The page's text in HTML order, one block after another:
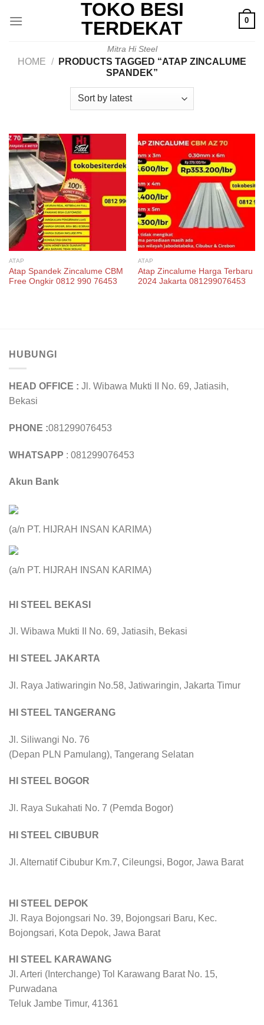
TOKO BESI
TERDEKAT
Mitra Hi Steel
0
HOME /
PRODUCTS TAGGED “ATAP ZINCALUME
SPANDEK”
ATAP
Atap Spandek Zincalume CBM
Free Ongkir 0812 990 76453
ATAP
Atap Zincalume Harga Terbaru
2024 Jakarta 081299076453
HUBUNGI
HEAD OFFICE : Jl. Wibawa Mukti II No. 69, Jatiasih,
Bekasi
PHONE :081299076453
WHATSAPP : 081299076453
Akun Bank
(a/n PT. HIJRAH INSAN KARIMA)
(a/n PT. HIJRAH INSAN KARIMA)
HI STEEL BEKASI
Jl. Wibawa Mukti II No. 69, Jatiasih, Bekasi
HI STEEL JAKARTA
Jl. Raya Jatiwaringin No.58, Jatiwaringin, Jakarta Timur
HI STEEL TANGERANG
Jl. Siliwangi No. 76
(Depan PLN Pamulang), Tangerang Selatan
HI STEEL BOGOR
Jl. Raya Sukahati No. 7 (Pemda Bogor)
HI STEEL CIBUBUR
Jl. Alternatif Cibubur Km.7, Cileungsi, Bogor, Jawa Barat
HI STEEL DEPOK
Jl. Raya Bojongsari No. 39, Bojongsari Baru, Kec.
Bojongsari, Kota Depok, Jawa Barat
HI STEEL KARAWANG
Jl. Arteri (Interchange) Tol Karawang Barat No. 15,
Purwadana
Teluk Jambe Timur, 41361